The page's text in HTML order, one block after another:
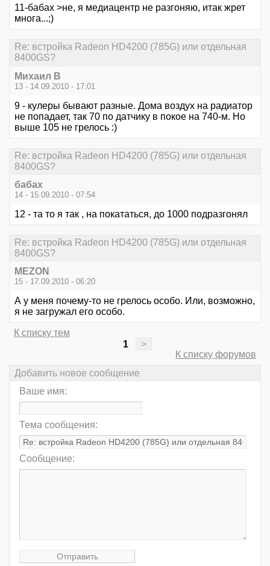
11-бабах >не, я медиацентр не разгоняю, итак жрет
многа...;)
Re: встройка Radeon HD4200 (785G) или отдельная
8400GS?
Михаил В
13 - 14.09.2010 - 17:01
9 - кулеры бывают разные. Дома воздух на радиатор
не попадает, так 70 по датчику в покое на 740-м. Но
выше 105 не грелось :)
Re: встройка Radeon HD4200 (785G) или отдельная
8400GS?
бабах
14 - 15.09.2010 - 07:54
12 - та то я так , на покататься, до 1000 подразгонял
Re: встройка Radeon HD4200 (785G) или отдельная
8400GS?
MEZON
15 - 17.09.2010 - 06:20
А у меня почему-то не грелось особо. Или, возможно,
я не загружал его особо.
К списку тем
1
>
К списку форумов
Добавить новое сообщение
Ваше имя:
Тема сообщения:
Сообщение: